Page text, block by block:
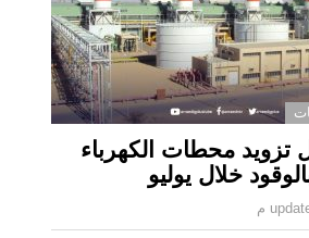
تزويد محطات الكهرباء
خلال يوليو